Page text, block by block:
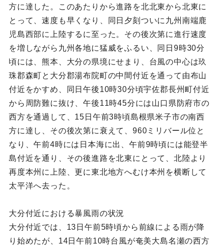
方に達した。このあたりから進路を北北東から北東に
とって、速度も早くなり、同日夕刻ついに九州南端鹿
児島西部に上陸するに至った。その後次第に進行速度
を増しながら九州各地に猛威をふるい、同日9時30分
頃には、熊本、大分の県境にせまり、台風の中心は玖
珠郡森町と大分郡湯布院町の中間付近を通って由布山
付近をかすめ、同日午後10時30分頃宇佐郡長州町付近
から周防難に抜け、午後11時45分には山口県防府市の
西方を通過して、15日午前3時頃島根県米子市の南西
方に達し、その後次第に衰えて、960ミリバール位と
なり、午前4時には日本海に出、午前9時頃には能登半
島付近を通り、その後進路を北東にとって、北陸より
再度本州に上陸、更に東北地方へむけ本州を横断して
太平洋へ去った。
大分付近における暴風雨の状況
大分付近では、13日午前5時頃から前線による雨が降
り始めたが、14日午前10時台風が奄美大島名瀬の西方